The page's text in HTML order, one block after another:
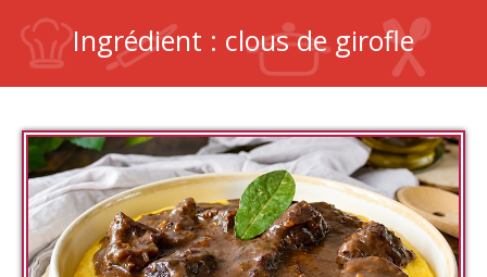
Ingrédient : clous de girofle